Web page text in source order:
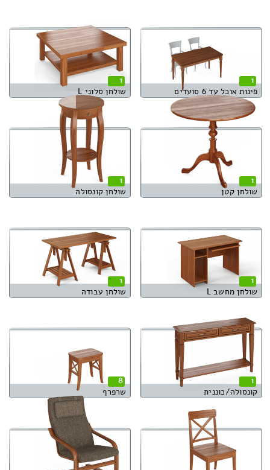
1
פינות אוכל עד 6 סועדים
1
שולחן סלוני L
1
שולחן קטן
1
שולחן קונסולה
1
שולחן מחשב L
1
שולחן עבודה
1
קונסולה/כוננית
8
שרפרף